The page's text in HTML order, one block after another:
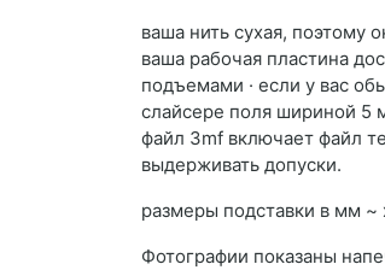
ваша нить сухая, поэтому
ваша рабочая пластина
подъемами · если у вас
слайсере поля шириной 5
файл 3mf включает файл
выдерживать допуски.
размеры подставки в мм ~
Фотографии показаны